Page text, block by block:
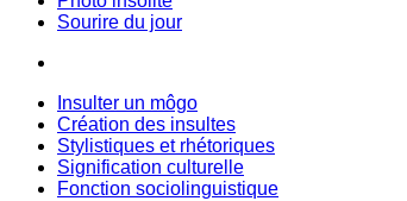
Sourire du jour
Insulter un môgo
Création des insultes
Stylistiques et rhétoriques
Signification culturelle
Fonction sociolinguistique